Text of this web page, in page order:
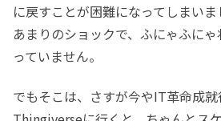
に戻すことが困難になってしまいま
あまりのショックで、ふにゃふに
っていません。
でもそこは、さすが今やIT革命成就